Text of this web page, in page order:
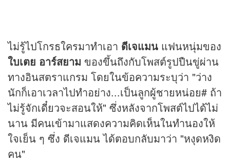
ไม่รู้ไปโกรธใครมาทำเอา ดีเจแมน แฟนหนุ่มของ
ใบเตย อาร์สยาม ของขึ้นถึงกับโพสต์รูปปืนขู่ผ่าน
ทางอินสตราแกรม โดยในข้อความระบุว่า "ว่าง
นักก็เอาเวลาไปทำอย่าง...เป็นลูกผู้ชายหน่อย# ถ้า
ไม่รู้จักเดี๋ยวจะสอนให้" ซึ่งหลังจากโพสต์ไปได้ไม่
นาน มีคนเข้ามาแสดงความคิดเห็นในทำนองให้
ใจเย็น ๆ ซึ่ง ดีเจแมน ได้ตอบกลับมาว่า "หงุดหงิด
คน"